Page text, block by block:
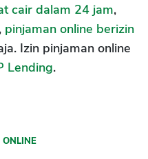
cair dalam 24 jam,
pinjaman online berizin
Izin pinjaman online
Lending.